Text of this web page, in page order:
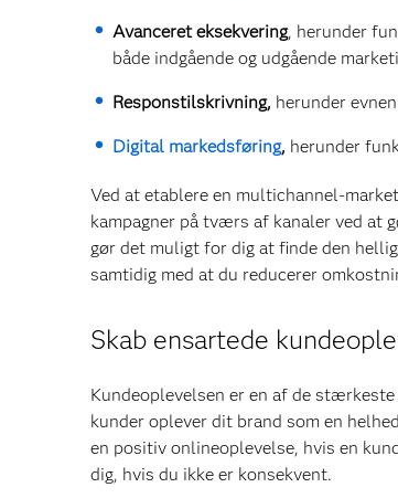
Avanceret eksekvering, herunder
både indgående og udgående
Responstilskrivning, herunder
Digital markedsføring, herunder
Ved at etablere en multichannel-
kampagner på tværs af kanaler ved at
gør det muligt for dig at finde den
samtidig med at du reducerer
Skab ensartede
Kundeoplevelsen er en af de
kunder oplever dit brand som en
en positiv onlineoplevelse, hvis en
dig, hvis du ikke er konsekvent.